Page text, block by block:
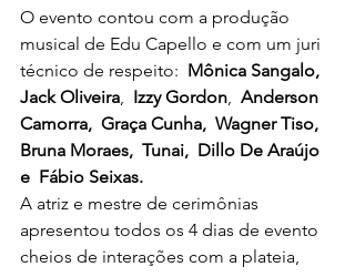
O evento contou com a produção
musical de Edu Capello e com um juri
técnico de respeito: Mônica Sangalo,
Jack Oliveira, Izzy Gordon, Anderson
Camorra,  Graça Cunha,  Wagner Tiso,
Bruna Moraes,  Tunai,  Dillo De Araújo
e  Fábio Seixas.
A atriz e mestre de cerimônias
apresentou todos os 4 dias de evento
cheios de interações com a plateia,